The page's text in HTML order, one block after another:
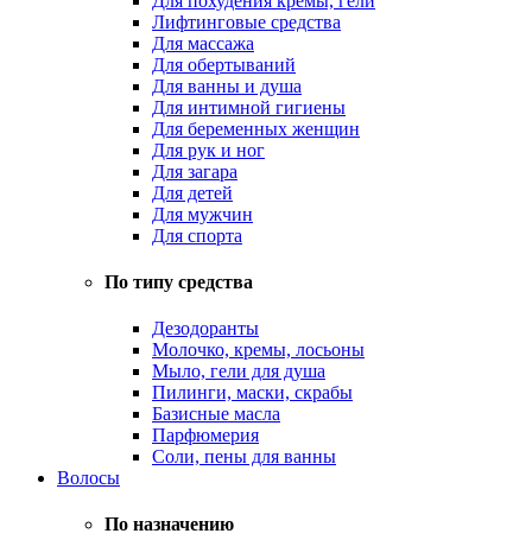
Лифтинговые средства
Для массажа
Для обертываний
Для ванны и душа
Для интимной гигиены
Для беременных женщин
Для рук и ног
Для загара
Для детей
Для мужчин
Для спорта
По типу средства
Дезодоранты
Молочко, кремы, лосьоны
Мыло, гели для душа
Пилинги, маски, скрабы
Базисные масла
Парфюмерия
Соли, пены для ванны
Волосы
По назначению